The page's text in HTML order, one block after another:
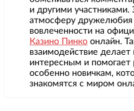
и другими участниками.
атмосферу дружелюбия
вовлеченности на
Казино Пинко онлайн.
взаимодействие
интересным и помогает
особенно новичкам,
знакомятся с миром